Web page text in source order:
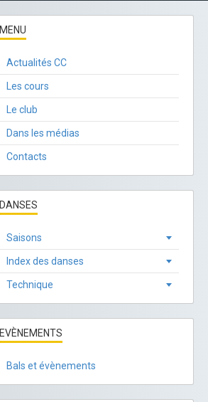
MENU
Actualités CC
Les cours
Le club
Dans les médias
Contacts
DANSES
Saisons
Index des danses
Technique
EVÈNEMENTS
Bals et évènements